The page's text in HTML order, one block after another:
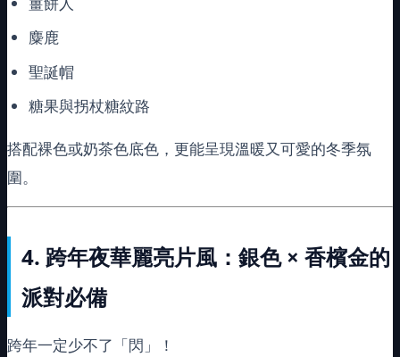
麋鹿
聖誕帽
糖果與拐杖糖紋路
搭配裸色或奶茶色底色，更能呈現溫暖又可愛的冬季氛
圍。
4. 跨年夜華麗亮片風：銀色 × 香檳金的
派對必備
跨年一定少不了「閃」！